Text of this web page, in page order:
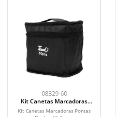
08329-60
Kit Canetas Marcadoras
Pontas Duplas 60 Cores
Kit Canetas Marcadoras Pontas